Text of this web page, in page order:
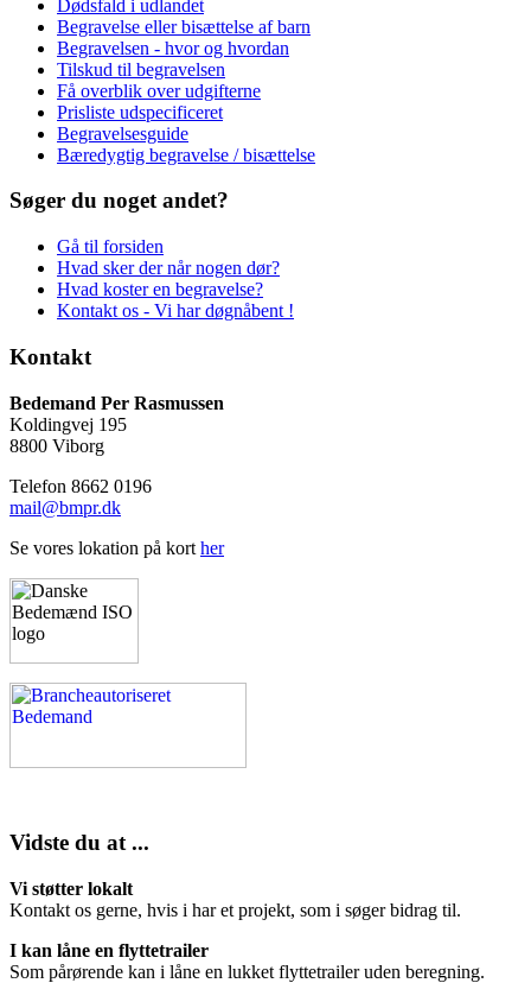
Dødsfald i udlandet
Begravelse eller bisættelse af barn
Begravelsen - hvor og hvordan
Tilskud til begravelsen
Få overblik over udgifterne
Prisliste udspecificeret
Begravelsesguide
Bæredygtig begravelse / bisættelse
Søger du noget andet?
Gå til forsiden
Hvad sker der når nogen dør?
Hvad koster en begravelse?
Kontakt os - Vi har døgnåbent !
Kontakt
Bedemand Per Rasmussen
Koldingvej 195
8800 Viborg
Telefon 8662 0196
mail@bmpr.dk
Se vores lokation på kort her
Vidste du at ...
Vi støtter lokalt
Kontakt os gerne, hvis i har et projekt, som i søger bidrag til.
I kan låne en flyttetrailer
Som pårørende kan i låne en lukket flyttetrailer uden beregning.